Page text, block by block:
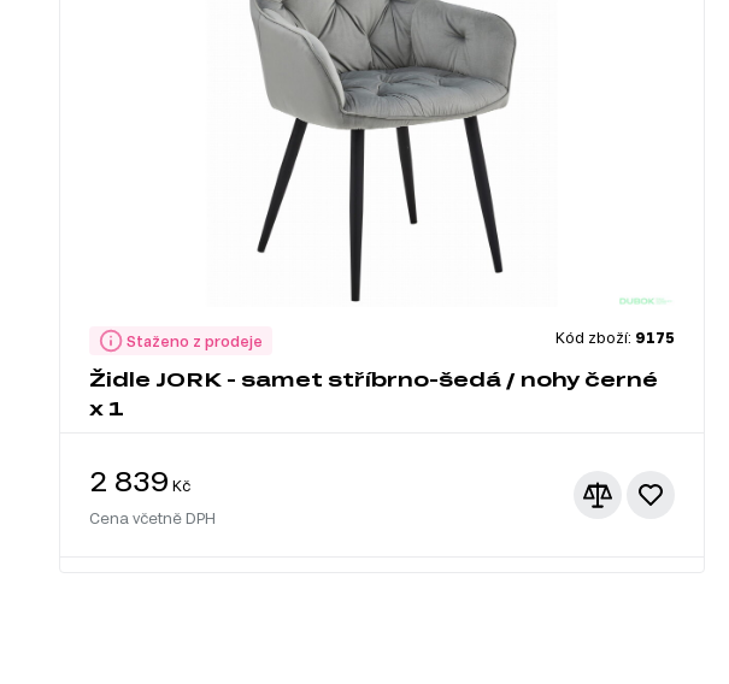
Staženo z prodeje Kód zboží: 9175
Židle JORK - samet stříbrno-šedá / nohy černé
x 1
2 839 Kč
Cena včetně DPH